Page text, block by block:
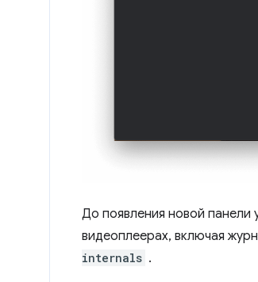
До появления новой панели
видеоплеерах, включая
internals .